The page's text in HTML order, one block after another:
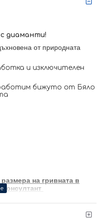
диаманти!
от природната
и изключителен
бижуто от Бяло
на гривната в